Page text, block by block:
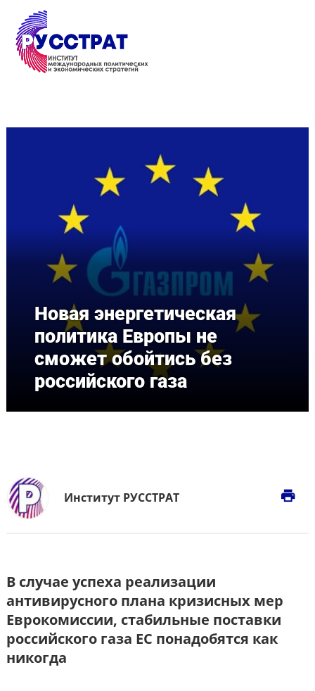
Перейти к основному содержанию
Новая энергетическая
политика Европы не
сможет обойтись без
российского газа
Институт РУССТРАТ print
В случае успеха реализации
антивирусного плана кризисных мер
Еврокомиссии, стабильные поставки
российского газа ЕС понадобятся как
никогда